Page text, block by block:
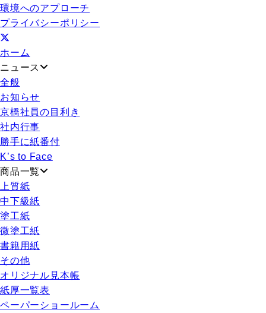
環境へのアプローチ
プライバシーポリシー
ホーム
ニュース
全般
お知らせ
京橋社員の目利き
社内行事
勝手に紙番付
K’s to Face
商品一覧
上質紙
中下級紙
塗工紙
微塗工紙
書籍用紙
その他
オリジナル見本帳
紙厚一覧表
ペーパーショールーム